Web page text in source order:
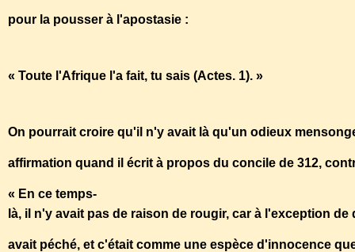
pour la pousser à l'apostasie :
« Toute l'Afrique l'a fait, tu sais (Actes. 1). »
On pourrait croire qu'il n'y avait là qu'un odieux
affirmation quand il écrit à propos du concile de 312,
« En ce temps-
là, il n'y avait pas de raison de rougir, car à l'exception
avait péché, et c'était comme une espèce d'innocence